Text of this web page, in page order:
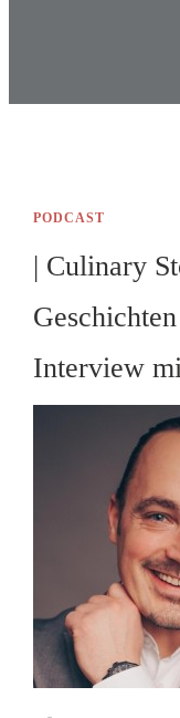
PODCAST
| Culinary
Interview
Markus